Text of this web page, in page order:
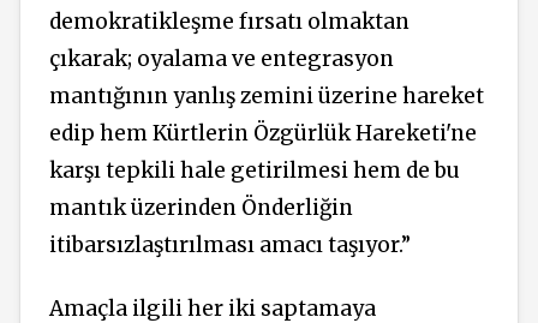
demokratikleşme fırsatı olmaktan
çıkarak; oyalama ve entegrasyon
mantığının yanlış zemini üzerine hareket
edip hem Kürtlerin Özgürlük Hareketi'ne
karşı tepkili hale getirilmesi hem de bu
mantık üzerinden Önderliğin
itibarsızlaştırılması amacı taşıyor.”
Amaçla ilgili her iki saptamaya